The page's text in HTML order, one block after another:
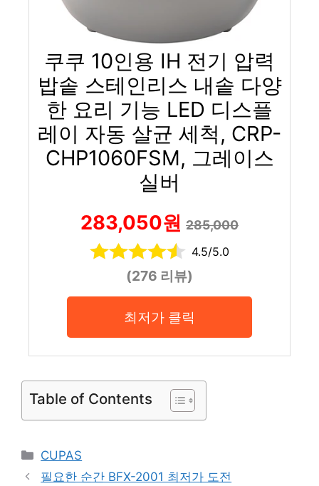
쿠쿠 10인용 IH 전기 압력
밥솥 스테인리스 내솥 다양
한 요리 기능 LED 디스플
레이 자동 살균 세척, CRP-
CHP1060FSM, 그레이스
실버
283,050원 285,000
4.5/5.0
(276 리뷰)
최저가 클릭
Table of Contents
Categories
CUPAS
필요한 순간 BFX-2001 최저가 도전